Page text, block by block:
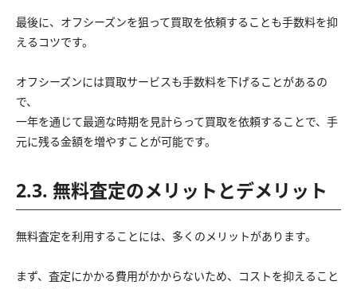
最後に、オフシーズンを狙って買取を依頼することも手数料を抑
えるコツです。
オフシーズンには買取サービスも手数料を下げることがあるの
で、
一年を通じて最適な時期を見計らって買取を依頼することで、手
元に残る金額を増やすことが可能です。
2.3. 無料査定のメリットとデメリット
無料査定を利用することには、多くのメリットがあります。
まず、査定にかかる費用がかからないため、コストを抑えること